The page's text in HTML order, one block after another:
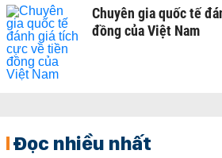
Chuyên gia quốc tế
đồng của Việt Nam
Đọc nhiều nhất